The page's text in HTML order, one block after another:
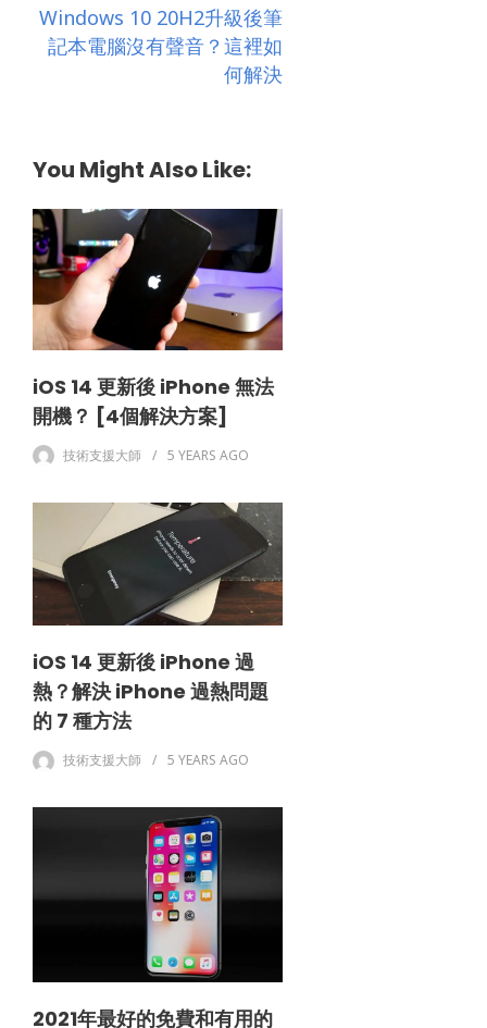
Windows 10 20H2升級後筆
記本電腦沒有聲音？這裡如
何解決
You Might Also Like:
iOS 14 更新後 iPhone 無法
開機？ [4個解決方案]
技術支援大師 5 YEARS AGO
iOS 14 更新後 iPhone 過
熱？解決 iPhone 過熱問題
的 7 種方法
技術支援大師 5 YEARS AGO
2021年最好的免費和有用的